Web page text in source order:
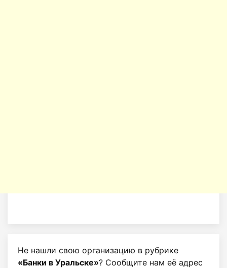
Не нашли свою организацию в рубрике
«Банки в Уральске»? Сообщите нам её адрес